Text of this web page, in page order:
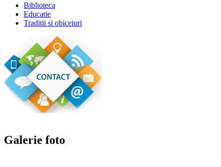
Biblioteca
Educatie
Traditii si obiceiuri
Galerie foto